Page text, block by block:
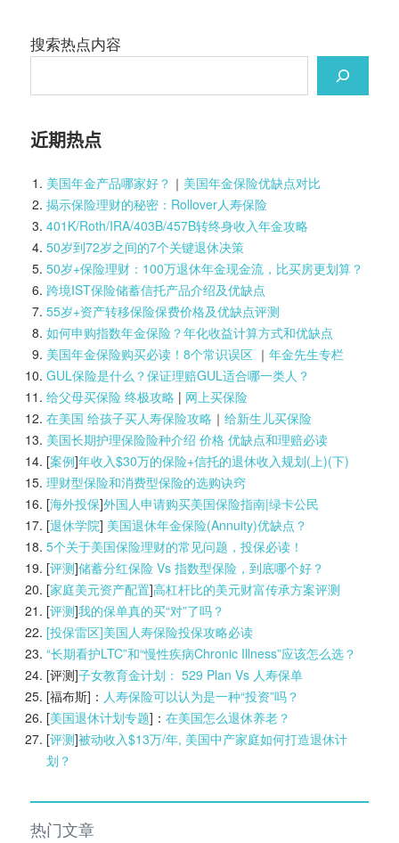
搜索热点内容
近期热点
美国年金产品哪家好？ ｜ 美国年金保险优缺点对比
揭示保险理财的秘密：Rollover人寿保险
401K/Roth/IRA/403B/457B转终身收入年金攻略
50岁到72岁之间的7个关键退休决策
50岁+保险理财：100万退休年金现金流，比买房更划算？
跨境IST保险储蓄信托产品介绍及优缺点
55岁+资产转移保险保费价格及优缺点评测
如何申购指数年金保险？年化收益计算方式和优缺点
美国年金保险购买必读！8个常识误区｜ 年金先生专栏
GUL保险是什么？保证理赔GUL适合哪一类人？
给父母买保险 终极攻略| 网上买保险
在美国 给孩子买人寿保险攻略｜ 给新生儿买保险
美国长期护理保险险种介绍 价格 优缺点和理赔必读
[案例]年收入$30万的保险+信托的退休收入规划(上)(下)
理财型保险和消费型保险的选购诀窍
[海外投保]外国人申请购买美国保险指南|绿卡公民
[退休学院] 美国退休年金保险(Annuity)优缺点？
5个关于美国保险理财的常见问题，投保必读！
[评测]储蓄分红保险 Vs 指数型保险，到底哪个好？
[家庭美元资产配置]高杠杆比的美元财富传承方案评测
[评测]我的保单真的买“对”了吗？
[投保雷区]美国人寿保险投保攻略必读
“长期看护LTC”和“慢性疾病Chronic Illness”应该怎么选？
[评测]子女教育金计划： 529 Plan Vs 人寿保单
[福布斯]： 人寿保险可以认为是一种“投资”吗？
[美国退休计划专题]： 在美国怎么退休养老？
[评测]被动收入$13万/年, 美国中产家庭如何打造退休计
划？
热门文章